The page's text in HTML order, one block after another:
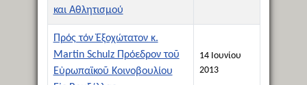
και Αθλητισμού
Πρός τόν Ἐξοχώτατον κ.
Martin Schulz Πρόεδρον τοῦ
Εὐρωπαϊκοῦ Κοινοβουλίου
14 Ιουνίου
2013